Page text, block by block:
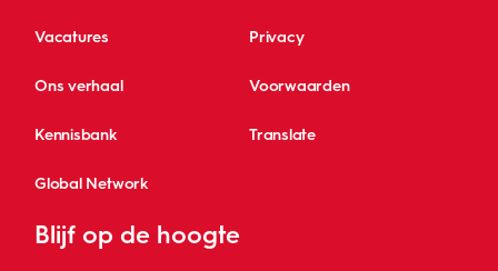
Vacatures Privacy
Ons verhaal Voorwaarden
Kennisbank Translate
Global Network
Blijf op de hoogte